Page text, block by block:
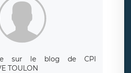
sur le blog de CPI
TOULON